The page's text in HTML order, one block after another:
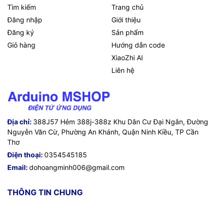
Tìm kiếm
Đăng nhập
Đăng ký
Giỏ hàng
Trang chủ
Giới thiệu
Sản phẩm
Hướng dẫn code
XiaoZhi AI
Liên hệ
Địa chỉ: 388J57 Hẻm 388j-388z Khu Dân Cư Đại Ngân, Đường
Nguyễn Văn Cừ, Phường An Khánh, Quận Ninh Kiều, TP Cần
Thơ
Điện thoại:0354545185
Email:dohoangminh006@gmail.com
THÔNG TIN CHUNG